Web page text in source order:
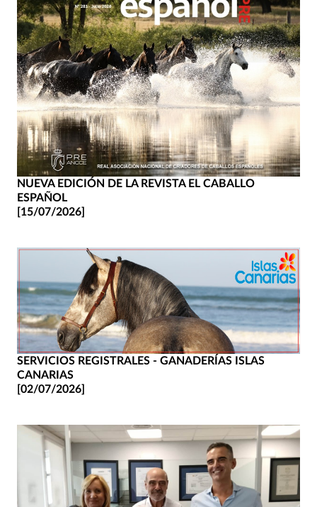
NUEVA EDICIÓN DE LA REVISTA EL CABALLO
ESPAÑOL
[15/07/2026]
SERVICIOS REGISTRALES - GANADERÍAS ISLAS
CANARIAS
[02/07/2026]